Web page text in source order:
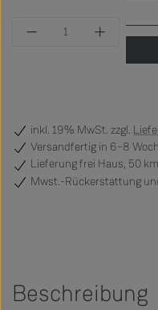
Produkt Anzahl:
inkl. 19% MwSt. zzgl.
Versandfertig in 6–8
Lieferung frei Haus, 50
Mwst.-Rückerstattung
Beschreibung